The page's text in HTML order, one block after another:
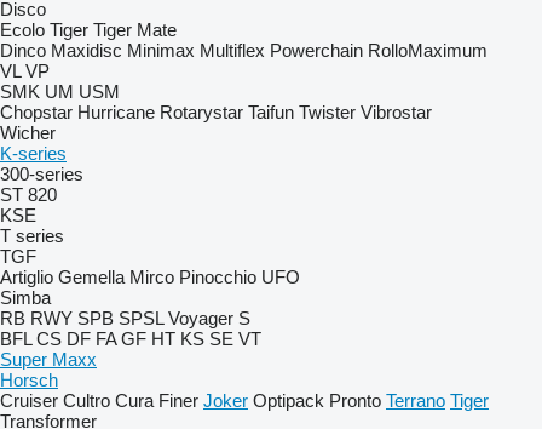
Disco
Ecolo Tiger Tiger Mate
Dinco Maxidisc Minimax Multiflex Powerchain RolloMaximum
VL VP
SMK UM USM
Chopstar Hurricane Rotarystar Taifun Twister Vibrostar
Wicher
K-series
300-series
ST 820
KSE
T series
TGF
Artiglio Gemella Mirco Pinocchio UFO
Simba
RB RWY SPB SPSL Voyager S
BFL CS DF FA GF HT KS SE VT
Super Maxx
Horsch
Cruiser Cultro Cura Finer Joker Optipack Pronto Terrano Tiger
Transformer